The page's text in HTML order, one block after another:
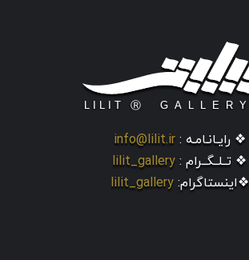
❖ رایـانـامـه : info@lilit.ir
❖ تــلــگــرام : lilit_gallery
❖اینستاگرام: lilit_gallery